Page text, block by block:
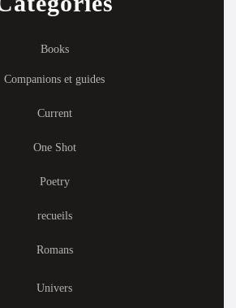
Books
Companions et guides
Current
One Shot
Poetry
recueils
Romans
Univers